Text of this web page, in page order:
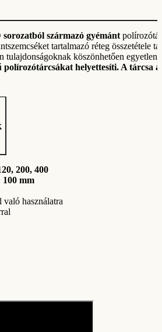
származó gyémánt
tartalmazó réteg összetétele
tulajdonságoknak köszönhetően
polírozótárcsákat helyettesíti. A
200, 400
100 mm
való használatra